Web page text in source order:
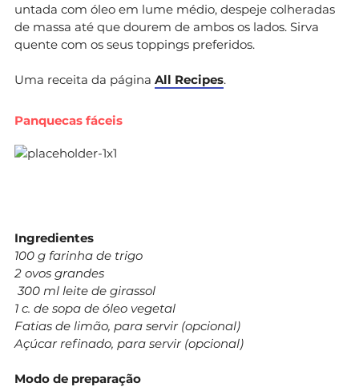
untada com óleo em lume médio, despeje colheradas
de massa até que dourem de ambos os lados. Sirva
quente com os seus toppings preferidos.
Uma receita da página All Recipes.
Panquecas fáceis
Ingredientes
100 g farinha de trigo
2 ovos grandes
300 ml leite de girassol
1 c. de sopa de óleo vegetal
Fatias de limão, para servir (opcional)
Açúcar refinado, para servir (opcional)
Modo de preparação